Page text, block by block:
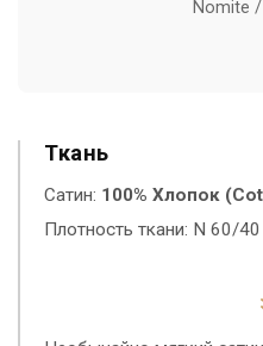
Nomite
Ткань
Сатин: 100% Хлопок
Плотность ткани: N 60/